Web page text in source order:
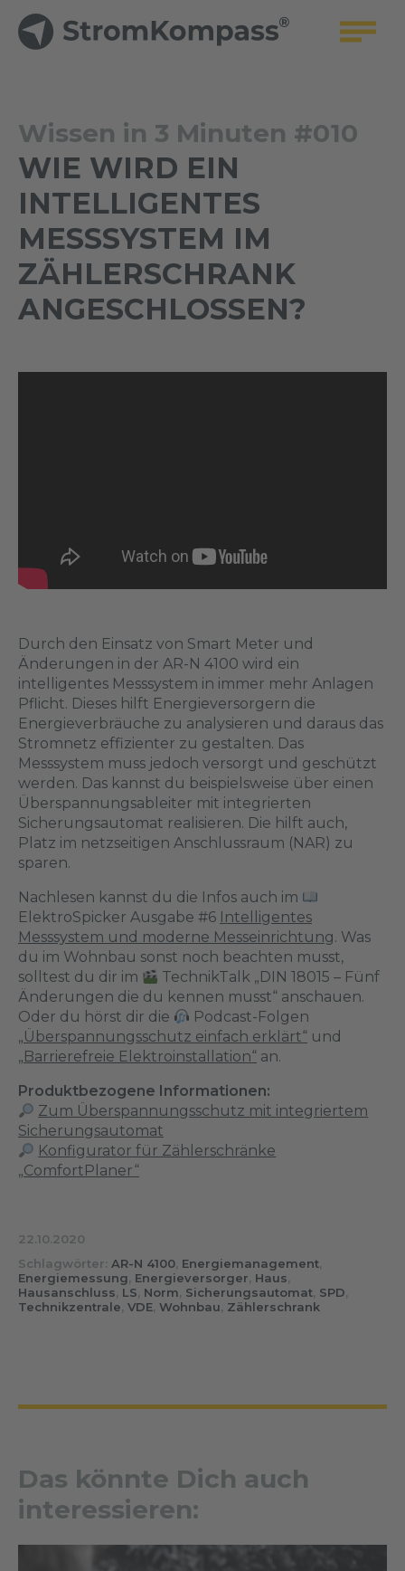
Wissen in 3 Minuten #010
WIE WIRD EIN
INTELLIGENTES
MESSSYSTEM IM
ZÄHLERSCHRANK
ANGESCHLOSSEN?
Durch den Einsatz von Smart Meter und
Änderungen in der AR-N 4100 wird ein
intelligentes Messsystem in immer mehr Anlagen
Pflicht. Dieses hilft Energieversorgern die
Energieverbräuche zu analysieren und daraus das
Stromnetz effizienter zu gestalten. Das
Messsystem muss jedoch versorgt und geschützt
werden. Das kannst du beispielsweise über einen
Überspannungsableiter mit integrierten
Sicherungsautomat realisieren. Die hilft auch,
Platz im netzseitigen Anschlussraum (NAR) zu
sparen.
Nachlesen kannst du die Infos auch im
ElektroSpicker Ausgabe #6 Intelligentes
Messsystem und moderne Messeinrichtung. Was
du im Wohnbau sonst noch beachten musst,
solltest du dir im
TechnikTalk „DIN 18015 – Fünf
Änderungen die du kennen musst“ anschauen.
Oder du hörst dir die
Podcast-Folgen
„Überspannungsschutz einfach erklärt“ und
„Barrierefreie Elektroinstallation“ an.
Produktbezogene Informationen:
Zum Überspannungsschutz mit integriertem
Sicherungsautomat
Konfigurator für Zählerschränke
„ComfortPlaner“
22.10.2020
Schlagwörter: AR-N 4100, Energiemanagement,
Energiemessung, Energieversorger, Haus,
Hausanschluss, LS, Norm, Sicherungsautomat, SPD,
Technikzentrale, VDE, Wohnbau, Zählerschrank
Das könnte Dich auch
interessieren: